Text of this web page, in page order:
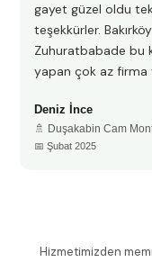
gayet güzel oldu
teşekkürler. Bakırköy
Zuhuratbabade bu
yapan çok az firma
Deniz İnce
🚿 Duşakabin Cam
📅 Şubat 2025
Hizmetimizden